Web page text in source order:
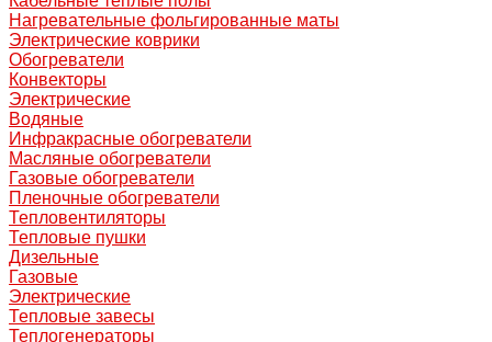
Нагревательные фольгированные маты
Электрические коврики
Обогреватели
Конвекторы
Электрические
Водяные
Инфракрасные обогреватели
Масляные обогреватели
Газовые обогреватели
Пленочные обогреватели
Тепловентиляторы
Тепловые пушки
Дизельные
Газовые
Электрические
Тепловые завесы
Теплогенераторы